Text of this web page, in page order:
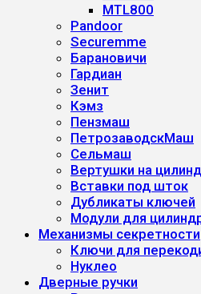
MTL800
Pandoor
Securemme
Барановичи
Гардиан
Зенит
Кэмз
Пензмаш
ПетрозаводскМаш
Сельмаш
Вертушки на
Вставки под шток
Дубликаты ключей
Модули для
Механизмы секретности
Ключи для
Нуклео
Дверные ручки